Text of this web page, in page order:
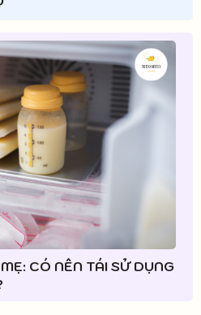
CÓ NÊN TÁI SỬ DỤNG